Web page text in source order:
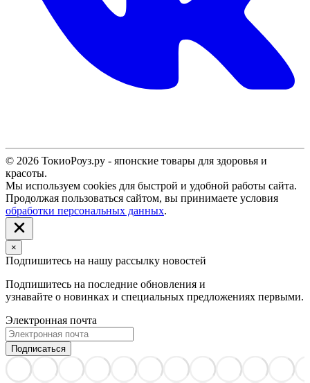
© 2026 ТокиоРоуз.ру - японские товары для здоровья и
красоты.
Мы используем cookies для быстрой и удобной работы сайта.
Продолжая пользоваться сайтом, вы принимаете условия
обработки персональных данных.
×
Подпишитесь на нашу рассылку новостей
Подпишитесь на последние обновления и
узнавайте о новинках и специальных предложениях первыми.
Электронная почта
Подписаться